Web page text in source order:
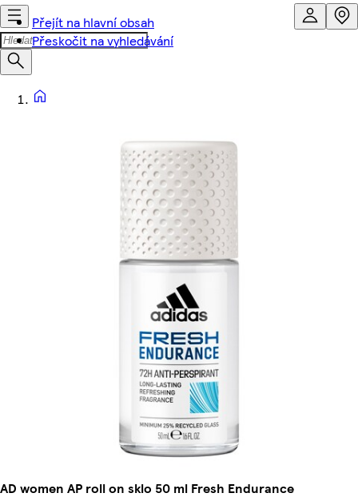
Přejít na hlavní obsah
Přeskočit na vyhledávání
AD women AP roll on sklo 50 ml Fresh Endurance